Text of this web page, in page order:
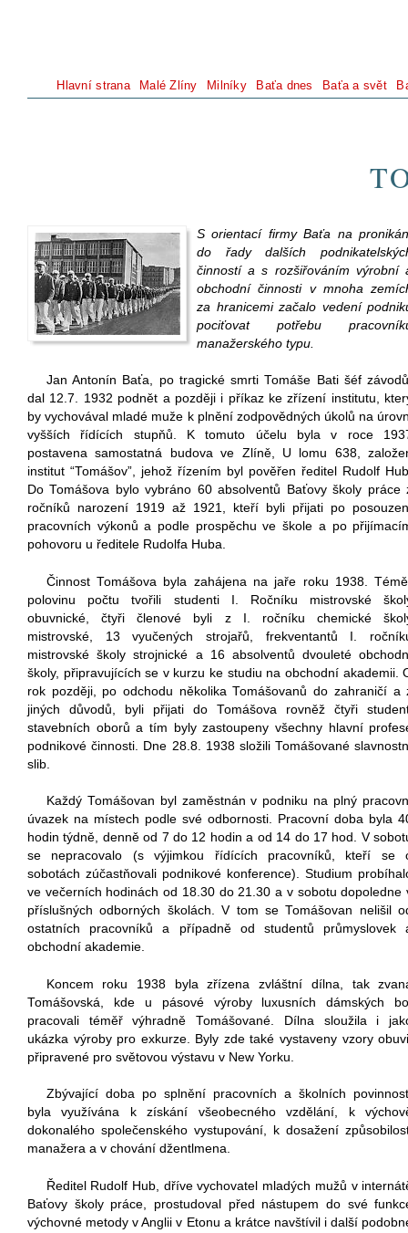
Hlavní strana Malé Zlíny Milníky Baťa dnes Baťa a svět
S orientací firmy Baťa na
do řady dalších
činností a s rozšiřováním výrobní
obchodní činnosti v mnoha
za hranicemi začalo vedení
pociťovat potřebu
manažerského typu.
Jan Antonín Baťa, po tragické smrti Tomáše Bati šéf
dal 12.7. 1932 podnět a později i příkaz ke zřízení institutu,
by vychovával mladé muže k plnění zodpovědných úkolů na
vyšších řídících stupňů. K tomuto účelu byla v roce
postavena samostatná budova ve Zlíně, U lomu 638,
institut “Tomášov”, jehož řízením byl pověřen ředitel Rudolf
Do Tomášova bylo vybráno 60 absolventů Baťovy školy práce
ročníků narození 1919 až 1921, kteří byli přijati po
pracovních výkonů a podle prospěchu ve škole a po
pohovoru u ředitele Rudolfa Huba.
Činnost Tomášova byla zahájena na jaře roku 1938.
polovinu počtu tvořili studenti I. Ročníku mistrovské
obuvnické, čtyři členové byli z I. ročníku chemické
mistrovské, 13 vyučených strojařů, frekventantů I.
mistrovské školy strojnické a 16 absolventů dvouleté
školy, připravujících se v kurzu ke studiu na obchodní akademii.
rok později, po odchodu několika Tomášovanů do zahraničí a
jiných důvodů, byli přijati do Tomášova rovněž čtyři
stavebních oborů a tím byly zastoupeny všechny hlavní
podnikové činnosti. Dne 28.8. 1938 složili Tomášované
slib.
Každý Tomášovan byl zaměstnán v podniku na plný
úvazek na místech podle své odbornosti. Pracovní doba byla
hodin týdně, denně od 7 do 12 hodin a od 14 do 17 hod. V
se nepracovalo (s výjimkou řídících pracovníků, kteří se
sobotách zúčastňovali podnikové konference). Studium
ve večerních hodinách od 18.30 do 21.30 a v sobotu dopoledne
příslušných odborných školách. V tom se Tomášovan nelišil
ostatních pracovníků a případně od studentů průmyslovek
obchodní akademie.
Koncem roku 1938 byla zřízena zvláštní dílna, tak
Tomášovská, kde u pásové výroby luxusních dámských
pracovali téměř výhradně Tomášované. Dílna sloužila i
ukázka výroby pro exkurze. Byly zde také vystaveny vzory
připravené pro světovou výstavu v New Yorku.
Zbývající doba po splnění pracovních a školních
byla využívána k získání všeobecného vzdělání, k
dokonalého společenského vystupování, k dosažení
manažera a v chování džentlmena.
Ředitel Rudolf Hub, dříve vychovatel mladých mužů v
Baťovy školy práce, prostudoval před nástupem do své
výchovné metody v Anglii v Etonu a krátce navštívil i další